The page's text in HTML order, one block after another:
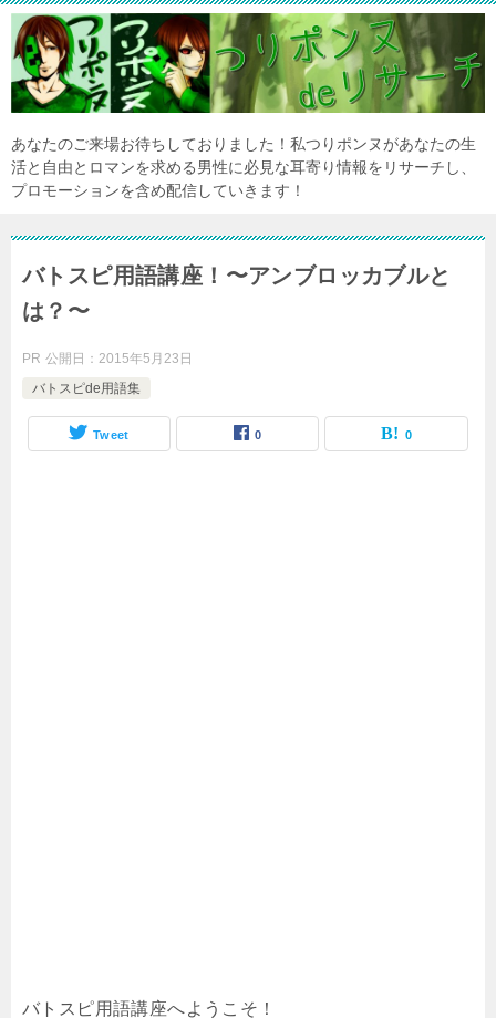
あなたのご来場お待ちしておりました！私つりポンヌがあなたの生
活と自由とロマンを求める男性に必見な耳寄り情報をリサーチし、
プロモーションを含め配信していきます！
バトスピ用語講座！〜アンブロッカブルと
は？〜
PR 公開日：2015年5月23日
バトスピde用語集
Tweet 0 0
バトスピ用語講座へようこそ！